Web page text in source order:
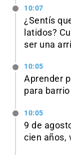
10:07
¿Sentís
latidos?
ser una
10:05
Aprender
para
10:05
9 de
cien años,